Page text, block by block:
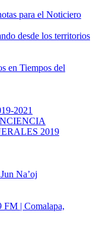
para el Noticiero
desde los territorios
en Tiempos del
2021
2019
Na’oj
FM | Comalapa,